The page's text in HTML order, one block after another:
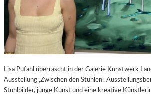
T
U
R
-
B
O
G
Z
U
P
E
D
O
A
L
Lisa Pufahl überrascht in der Galerie Kunstwerk
Ausstellung ‚Zwischen den Stühlen‘.
Stuhlbilder, junge Kunst und eine kreative